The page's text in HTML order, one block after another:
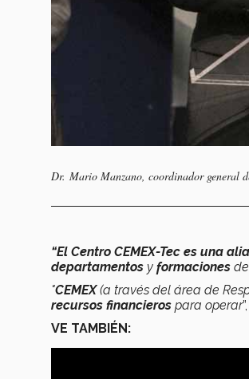
Dr. Mario Manzano, coordinador general
“El Centro CEMEX-Tec es una
departamentos y formaciones
"CEMEX(a través del área de
recursos financieros para operar
VE TAMBIÉN: